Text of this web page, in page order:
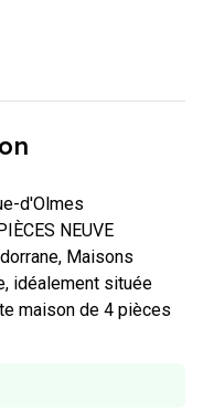
d'Olmes
NEUVE
Maisons
idéalement située
maison de 4 pièces